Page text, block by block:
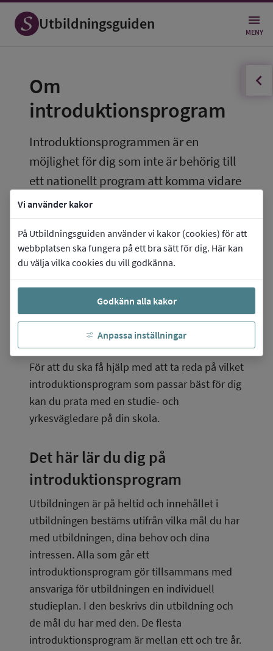
Vi använder kakor
På Utbildningsguiden använder vi kakor (cookies) för att
webbplatsen ska fungera på ett bra sätt för dig. Här kan
du välja vilka cookies du vill godkänna.
Godkänn alla kakor
Anpassa inställningar
Utbildningsguiden MENY
Öppna
Om
introduktionsprogram
Introduktionsprogrammen är en
möjlighet för dig som inte är behörig till
ett nationellt program att komma vidare
i din utbildning eller förbereda dig för
arbetslivet. Det finns fyra program med
olika inriktningar.
Det finns fyra olika introduktionsprogram:
programinriktat val
yrkesintroduktion
individuellt alternativ
språkintroduktion.
För att du ska få hjälp med att ta reda på vilket
introduktionsprogram som passar bäst för dig
kan du prata med en studie- och
yrkesvägledare på din skola.
Det här lär du dig på
introduktionsprogram
Utbildningen är på heltid och innehållet i
utbildningen bestäms utifrån vilka mål du har
med utbildningen, dina behov och dina
intressen. Alla som går ett
introduktionsprogram gör tillsammans med
ansvariga för utbildningen en individuell
studieplan. I den beskrivs din utbildning och
de mål du har med den. De flesta
introduktionsprogram är mellan ett och tre år.